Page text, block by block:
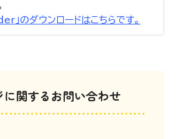
」のダウンロードはこちらです。
に関するお問い合わせ